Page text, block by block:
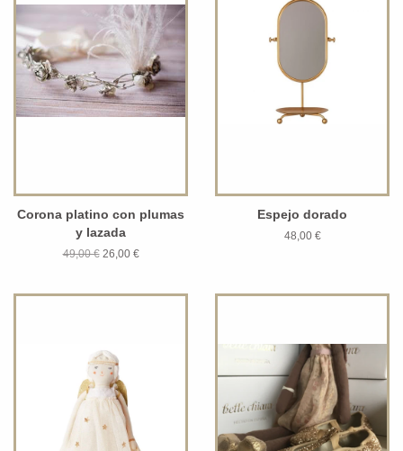
Corona platino con plumas
y lazada
49,00 €26,00 €
Espejo dorado
48,00 €